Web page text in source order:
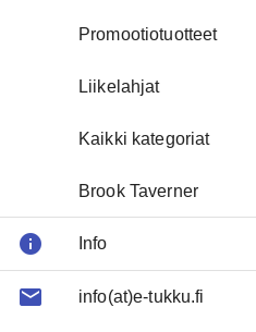
Promootiotuotteet
Liikelahjat
Kaikki kategoriat
Brook Taverner
info Info
About us
email info(at)e-tukku.fi